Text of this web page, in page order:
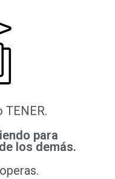
TENER.
para
los demás.